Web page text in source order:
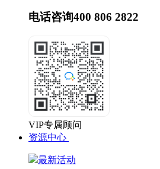
电话咨询400 806 2822
VIP专属顾问
资源中心
最新活动